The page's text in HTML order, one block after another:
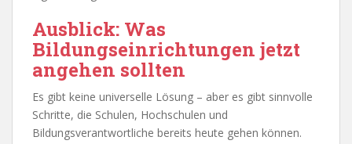
Ausblick: Was
Bildungseinrichtungen jetzt
angehen sollten
Es gibt keine universelle Lösung – aber es gibt sinnvolle
Schritte, die Schulen, Hochschulen und
Bildungsverantwortliche bereits heute gehen können.